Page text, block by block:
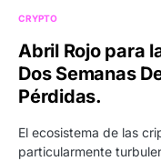
CRYPTO
Abril Rojo para
Dos Semanas
Pérdidas.
El ecosistema de las
particularmente